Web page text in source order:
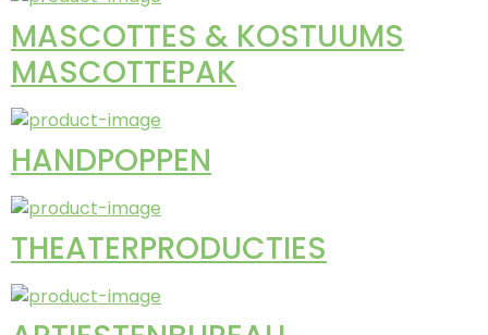
MASCOTTES & KOSTUUMS
MASCOTTEPAK
HANDPOPPEN
THEATERPRODUCTIES